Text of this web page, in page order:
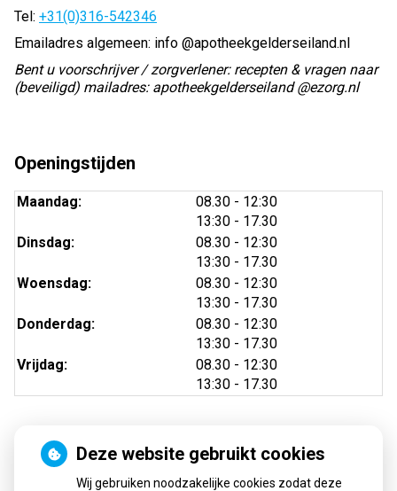
Tel: +31(0)316-542346
Emailadres algemeen: info @apotheekgelderseiland.nl
Bent u voorschrijver / zorgverlener: recepten & vragen naar
(beveiligd) mailadres: apotheekgelderseiland @ezorg.nl
Openingstijden
Maandag: 08.30 tot
- 12:30
13:30 tot
- 17.30
Dinsdag:
08.30 tot
- 12:30
13:30 tot
- 17.30
Woensdag:
08.30 tot
- 12:30
13:30 tot
- 17.30
Donderdag:
08.30 tot
- 12:30
13:30 tot
- 17.30
Vrijdag:
08.30 tot
- 12:30
13:30 tot
- 17.30
Nieuws Deze website gebruikt cookies
Wij gebruiken noodzakelijke cookies zodat deze